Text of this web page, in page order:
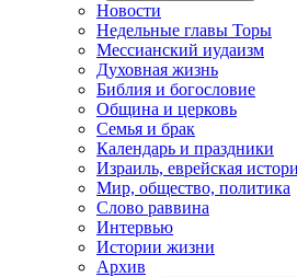
Новости
Недельные главы Торы
Мессианский иудаизм
Духовная жизнь
Библия и богословие
Община и церковь
Семья и брак
Календарь и праздники
Израиль, еврейская
Мир, общество, политика
Слово раввина
Интервью
Истории жизни
Архив